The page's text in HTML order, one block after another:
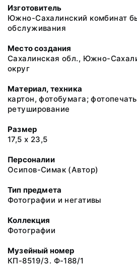
Изготовитель
Южно-Сахалинский комбинат
обслуживания
Место создания
Сахалинская обл., Южно-
округ
Материал, техника
картон, фотобумага;
ретуширование
Размер
17,5 х 23,5
Персоналии
Осипов-Симак (Автор)
Тип предмета
Фотографии и негативы
Коллекция
Фотографии
Музейный номер
КП-8519/3. Ф-188/1